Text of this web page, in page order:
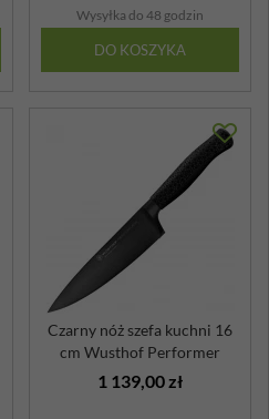
Wysyłka do 48 godzin
DO KOSZYKA
Czarny nóż szefa kuchni 16
cm Wusthof Performer
1 139,00 zł